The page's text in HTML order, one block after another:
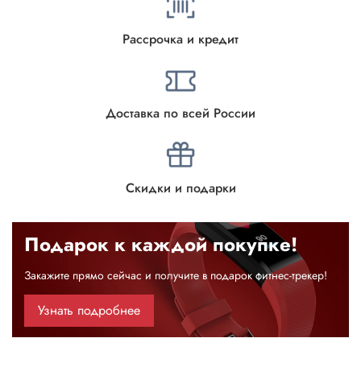
Рассрочка и кредит
Доставка по всей России
Скидки и подарки
Подарок к каждой покупке!
Закажите прямо сейчас и получите в подарок фитнес-трекер!
Узнать подробнее